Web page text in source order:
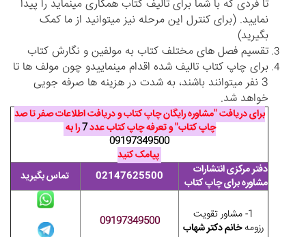
تا فردی که با شما برای تالیف کتاب همکاری مینماید را پیدا
نمایید. (برای کنترل این مرحله نیز میتوانید از ما کمک
بگیرید)
تقسیم فصل های مختلف کتاب به مولفین و نگارش کتاب
برای چاپ کتاب تالیف شده اقدام مینماییدو چون مولف ها تا
3 نفر میتوانند باشند، به شدت در هزینه ها صرفه جویی
خواهد شد.
برای دریافت "مشاوره رایگان چاپ کتاب و دریافت اطلاعات صفر تا صد
چاپ کتاب" و تعرفه چاپ کتاب عدد7را به
09197349500
پیامک کنید
دفتر مرکزی انتشارات
مشاوره برای چاپ کتاب
02147625500 تماس بگیرید
1- مشاور تقویت
رزومهخانم دکتر شهاب 09197349500